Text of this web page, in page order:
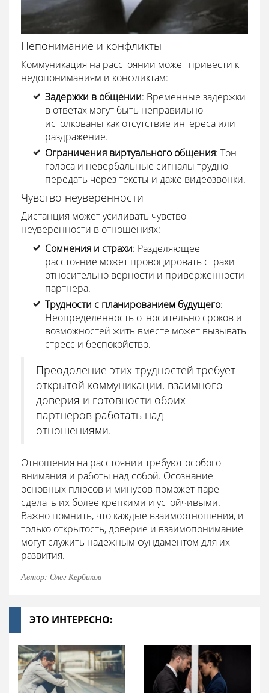
Непонимание и конфликты
Коммуникация на расстоянии может привести к
недопониманиям и конфликтам:
Задержки в общении: Временные задержки
в ответах могут быть неправильно
истолкованы как отсутствие интереса или
раздражение.
Ограничения виртуального общения: Тон
голоса и невербальные сигналы трудно
передать через тексты и даже видеозвонки.
Чувство неуверенности
Дистанция может усиливать чувство
неуверенности в отношениях:
Сомнения и страхи: Разделяющее
расстояние может провоцировать страхи
относительно верности и приверженности
партнера.
Трудности с планированием будущего:
Неопределенность относительно сроков и
возможностей жить вместе может вызывать
стресс и беспокойство.
Преодоление этих трудностей требует
открытой коммуникации, взаимного
доверия и готовности обоих
партнеров работать над
отношениями.
Отношения на расстоянии требуют особого
внимания и работы над собой. Осознание
основных плюсов и минусов поможет паре
сделать их более крепкими и устойчивыми.
Важно помнить, что каждые взаимоотношения, и
только открытость, доверие и взаимопонимание
могут служить надежным фундаментом для их
развития.
Автор: Олег Кербиков
ЭТО ИНТЕРЕСНО: